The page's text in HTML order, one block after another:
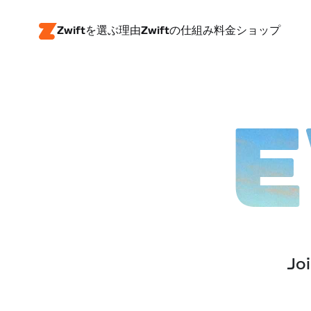
Zwiftを選ぶ理由Zwiftの仕組み料金ショップ